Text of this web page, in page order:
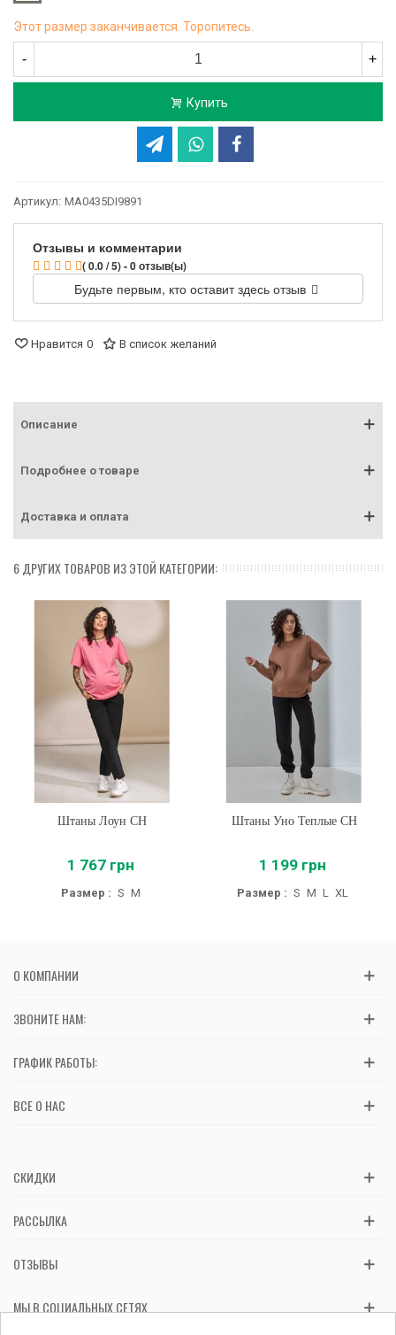
Этот размер заканчивается. Торопитесь.
- +
Купить
Артикул: MA0435DI9891
Отзывы и комментарии
( 0.0 / 5) - 0 отзыв(ы)
Будьте первым, кто оставит здесь отзыв
Нравится 0 В список желаний
Описание
Подробнее о товаре
Доставка и оплата
6 ДРУГИХ ТОВАРОВ ИЗ ЭТОЙ КАТЕГОРИИ:
Штаны Лоун CH
1 767 грн
Размер : S M
Штаны Уно Теплые CH
1 199 грн
Размер : S M L XL
О КОМПАНИИ
ЗВОНИТЕ НАМ:
ГРАФИК РАБОТЫ:
ВСЕ О НАС
СКИДКИ
РАССЫЛКА
ОТЗЫВЫ
МЫ В СОЦИАЛЬНЫХ СЕТЯХ